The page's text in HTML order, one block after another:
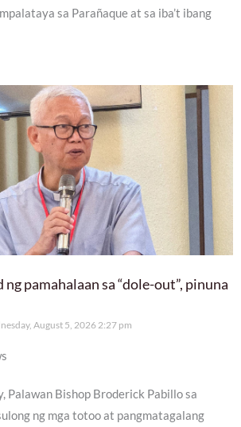
sa Parañaque at sa iba’t ibang
pamahalaan sa “dole-out”, pinuna
August 5, 2026 2:27 pm
Palawan Bishop Broderick Pabillo sa
ng mga totoo at pangmatagalang